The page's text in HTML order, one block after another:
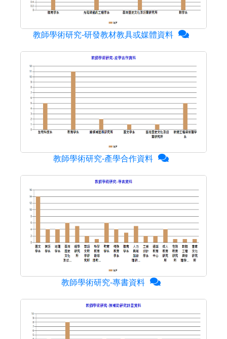
教師學術研究-研發教材教具或媒體資料
教師學術研究-產學合作資料
教師學術研究-專書資料